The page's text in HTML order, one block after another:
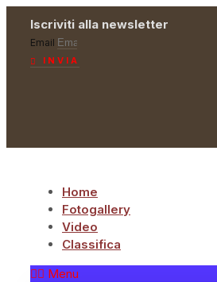
contenuto
Iscriviti alla newsletter
Email
INVIA
Home
Fotogallery
Video
Classifica
Menu